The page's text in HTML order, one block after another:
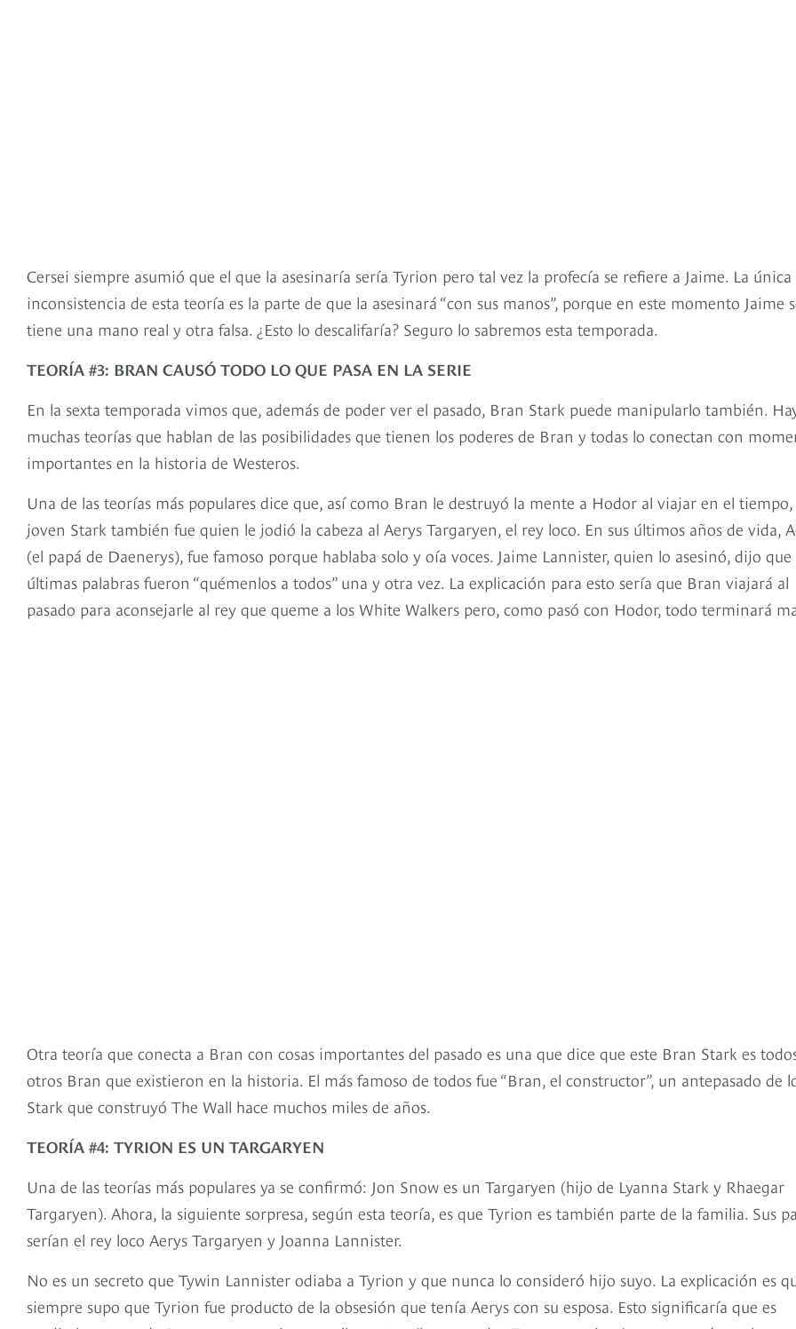
Cersei siempre asumió que el que la asesinaría sería Tyrion pero tal vez la profecía se refiere a Jaime. La única
inconsistencia de esta teoría es la parte de que la asesinará “con sus manos”, porque en este momento Jaime
tiene una mano real y otra falsa. ¿Esto lo descalifaría? Seguro lo sabremos esta temporada.
TEORÍA #3: BRAN CAUSÓ TODO LO QUE PASA EN LA SERIE
En la sexta temporada vimos que, además de poder ver el pasado, Bran Stark puede manipularlo también.
muchas teorías que hablan de las posibilidades que tienen los poderes de Bran y todas lo conectan con
importantes en la historia de Westeros.
Una de las teorías más populares dice que, así como Bran le destruyó la mente a Hodor al viajar en el tiempo,
joven Stark también fue quien le jodió la cabeza al Aerys Targaryen, el rey loco. En sus últimos años de vida,
(el papá de Daenerys), fue famoso porque hablaba solo y oía voces. Jaime Lannister, quien lo asesinó, dijo que
últimas palabras fueron “quémenlos a todos” una y otra vez. La explicación para esto sería que Bran viajará al
pasado para aconsejarle al rey que queme a los White Walkers pero, como pasó con Hodor, todo terminará
Otra teoría que conecta a Bran con cosas importantes del pasado es una que dice que este Bran Stark es
otros Bran que existieron en la historia. El más famoso de todos fue “Bran, el constructor”, un antepasado de
Stark que construyó The Wall hace muchos miles de años.
TEORÍA #4: TYRION ES UN TARGARYEN
Una de las teorías más populares ya se confirmó: Jon Snow es un Targaryen (hijo de Lyanna Stark y Rhaegar
Targaryen). Ahora, la siguiente sorpresa, según esta teoría, es que Tyrion es también parte de la familia. Sus
serían el rey loco Aerys Targaryen y Joanna Lannister.
No es un secreto que Tywin Lannister odiaba a Tyrion y que nunca lo consideró hijo suyo. La explicación es
siempre supo que Tyrion fue producto de la obsesión que tenía Aerys con su esposa. Esto significaría que es